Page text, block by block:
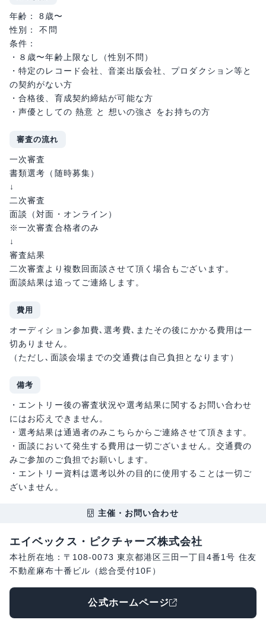
年齢： 8歳〜
性別： 不問
条件：
・８歳〜年齢上限なし（性別不問）
・特定のレコード会社、音楽出版会社、プロダクション等と
の契約がない方
・合格後、育成契約締結が可能な方
・声優としての 熱意 と 想いの強さ をお持ちの方
審査の流れ
一次審査
書類選考（随時募集）
↓
二次審査
面談（対面・オンライン）
※一次審査合格者のみ
↓
審査結果
二次審査より複数回面談させて頂く場合もございます。
面談結果は追ってご連絡します。
費用
オーディション参加費､選考費､またその後にかかる費用は一
切ありません。
（ただし､面談会場までの交通費は自己負担となります）
備考
・エントリー後の審査状況や選考結果に関するお問い合わせ
にはお応えできません。
・選考結果は通過者のみこちらからご連絡させて頂きます。
・面談において発生する費用は一切ございません。交通費の
みご参加のご負担でお願いします。
・エントリー資料は選考以外の目的に使用することは一切ご
ざいません。
主催・お問い合わせ
エイベックス・ピクチャーズ株式会社
本社所在地：〒108-0073 東京都港区三田一丁目4番1号 住友
不動産麻布十番ビル（総合受付10F）
公式ホームページ